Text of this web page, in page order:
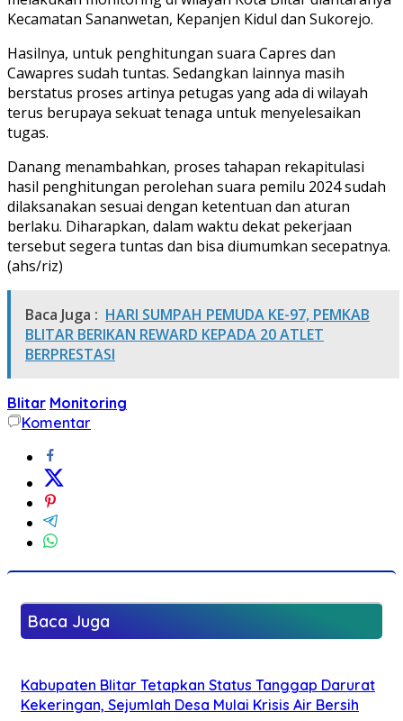
Kecamatan Sananwetan, Kepanjen Kidul dan Sukorejo.
Hasilnya, untuk penghitungan suara Capres dan
Cawapres sudah tuntas. Sedangkan lainnya masih
berstatus proses artinya petugas yang ada di wilayah
terus berupaya sekuat tenaga untuk menyelesaikan
tugas.
Danang menambahkan, proses tahapan rekapitulasi
hasil penghitungan perolehan suara pemilu 2024 sudah
dilaksanakan sesuai dengan ketentuan dan aturan
berlaku. Diharapkan, dalam waktu dekat pekerjaan
tersebut segera tuntas dan bisa diumumkan secepatnya.
(ahs/riz)
Baca Juga : HARI SUMPAH PEMUDA KE-97, PEMKAB
BLITAR BERIKAN REWARD KEPADA 20 ATLET
BERPRESTASI
Blitar Monitoring
Komentar
Baca Juga
Kabupaten Blitar Tetapkan Status Tanggap Darurat
Kekeringan, Sejumlah Desa Mulai Krisis Air Bersih